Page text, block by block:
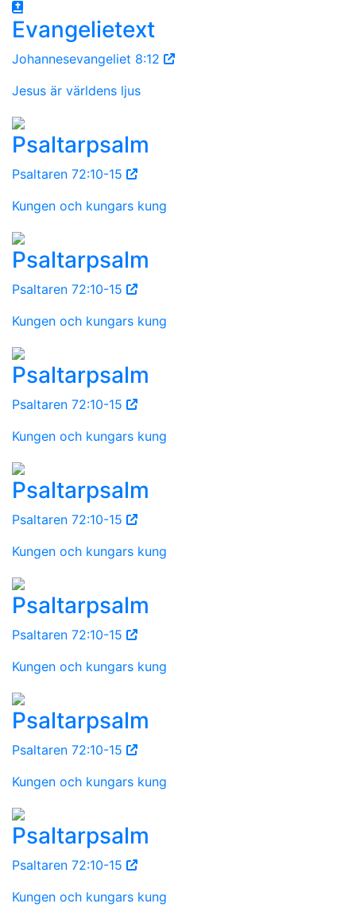
Evangelietext
Johannesevangeliet 8:12
Jesus är världens ljus
Psaltarpsalm
Psaltaren 72:10-15
Kungen och kungars kung
Psaltarpsalm
Psaltaren 72:10-15
Kungen och kungars kung
Psaltarpsalm
Psaltaren 72:10-15
Kungen och kungars kung
Psaltarpsalm
Psaltaren 72:10-15
Kungen och kungars kung
Psaltarpsalm
Psaltaren 72:10-15
Kungen och kungars kung
Psaltarpsalm
Psaltaren 72:10-15
Kungen och kungars kung
Psaltarpsalm
Psaltaren 72:10-15
Kungen och kungars kung